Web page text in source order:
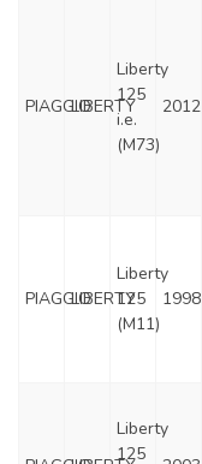
PIAGGIOLIBERTY
Liberty
125
i.e.
(M73)
2012
PIAGGIOLIBERTY
Liberty
125
(M11)
1998
Liberty
125